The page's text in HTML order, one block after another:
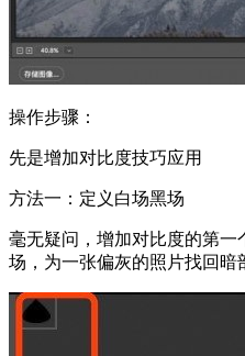
操作步骤：
先是增加对比度技巧应用
方法一：定义白场黑场
毫无疑问，增加对比度的第一
场，为一张偏灰的照片找回暗